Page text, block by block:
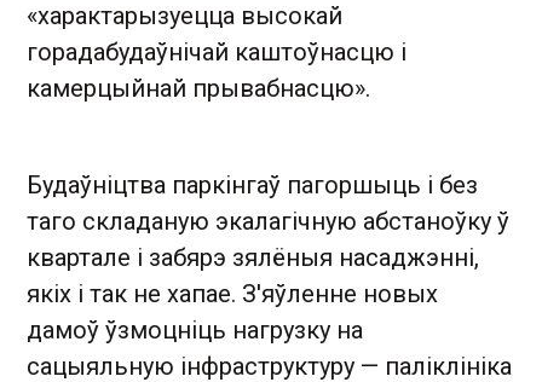
«характарызуецца высокай
горадабудаўнічай каштоўнасцю і
камерцыйнай прывабнасцю».
Будаўніцтва паркінгаў пагоршыць і без
таго складаную экалагічную абстаноўку ў
квартале і забярэ зялёныя насаджэнні,
якіх і так не хапае. З'яўленне новых
дамоў ўзмоцніць нагрузку на
сацыяльную інфраструктуру — паліклініка